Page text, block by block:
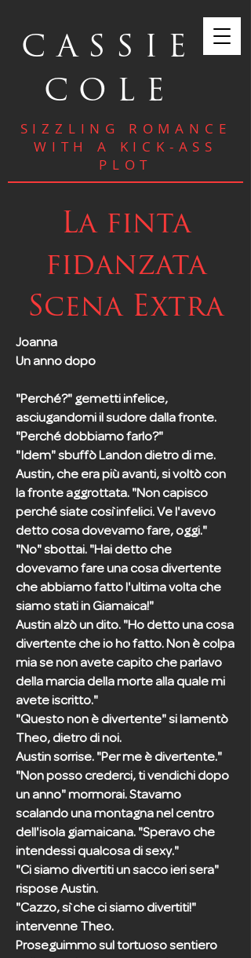
CASSIE
COLE
SIZZLING ROMANCE
WITH A KICK-ASS
PLOT
La finta
fidanzata
Scena Extra
Joanna
Un anno dopo
"Perché?" gemetti infelice,
asciugandomi il sudore dalla fronte.
"Perché dobbiamo farlo?"
"Idem" sbuffò Landon dietro di me.
Austin, che era più avanti, si voltò con
la fronte aggrottata. "Non capisco
perché siate così infelici. Ve l'avevo
detto cosa dovevamo fare, oggi."
"No" sbottai. "Hai detto che
dovevamo fare una cosa divertente
che abbiamo fatto l'ultima volta che
siamo stati in Giamaica!"
Austin alzò un dito. "Ho detto una cosa
divertente che io ho fatto. Non è colpa
mia se non avete capito che parlavo
della marcia della morte alla quale mi
avete iscritto."
"Questo non è divertente" si lamentò
Theo, dietro di noi.
Austin sorrise. "Per me è divertente."
"Non posso crederci, ti vendichi dopo
un anno" mormorai. Stavamo
scalando una montagna nel centro
dell'isola giamaicana. "Speravo che
intendessi qualcosa di sexy."
"Ci siamo divertiti un sacco ieri sera"
rispose Austin.
"Cazzo, sì che ci siamo divertiti!"
intervenne Theo.
Proseguimmo sul tortuoso sentiero